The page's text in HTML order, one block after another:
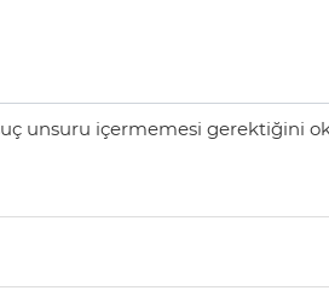
unsuru içermemesi gerektiğini